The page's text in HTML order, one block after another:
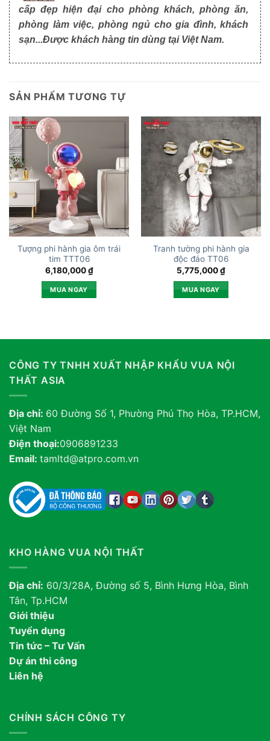
cấp đẹp hiện đại cho phòng khách, phòng ăn,
phòng làm việc, phòng ngủ cho gia đình, khách
sạn...Được khách hàng tin dùng tại Việt Nam.
SẢN PHẨM TƯƠNG TỰ
Tượng phi hành gia ôm trái
tim TTT06
6,180,000₫
MUA NGAY
Tranh tường phi hành gia
độc đáo TT06
5,775,000₫
MUA NGAY
CÔNG TY TNHH XUẤT NHẬP KHẨU VUA NỘI
THẤT ASIA
Địa chỉ: 60 Đường Số 1, Phường Phú Thọ Hòa, TP.HCM,
Việt Nam
Điện thoại:0906891233
Email: tamltd@atpro.com.vn
KHO HÀNG VUA NỘI THẤT
Địa chỉ: 60/3/28A, Đường số 5, Bình Hưng Hòa, Bình
Tân, Tp.HCM
Giới thiệu
Tuyển dụng
Tin tức – Tư Vấn
Dự án thi công
Liên hệ
CHÍNH SÁCH CÔNG TY